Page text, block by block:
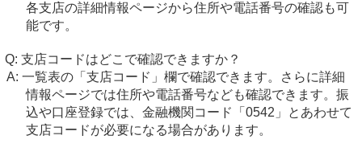
各支店の詳細情報ページから住所や電話番号の確認も可
能です。
支店コードはどこで確認できますか？
一覧表の「支店コード」欄で確認できます。さらに詳細
情報ページでは住所や電話番号なども確認できます。振
込や口座登録では、金融機関コード「0542」とあわせて
支店コードが必要になる場合があります。